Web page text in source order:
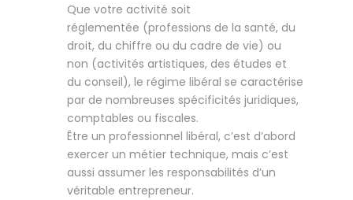
Que votre activité soit
réglementée (professions de la santé, du
droit, du chiffre ou du cadre de vie) ou
non (activités artistiques, des études et
du conseil), le régime libéral se caractérise
par de nombreuses spécificités juridiques,
comptables ou fiscales.
Être un professionnel libéral, c’est d’abord
exercer un métier technique, mais c’est
aussi assumer les responsabilités d’un
véritable entrepreneur.